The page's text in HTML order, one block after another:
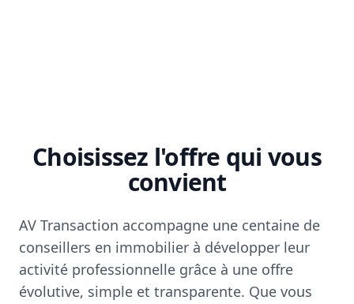
Choisissez l'offre qui vous
convient
AV Transaction accompagne une centaine de
conseillers en immobilier à développer leur
activité professionnelle grâce à une offre
évolutive, simple et transparente. Que vous